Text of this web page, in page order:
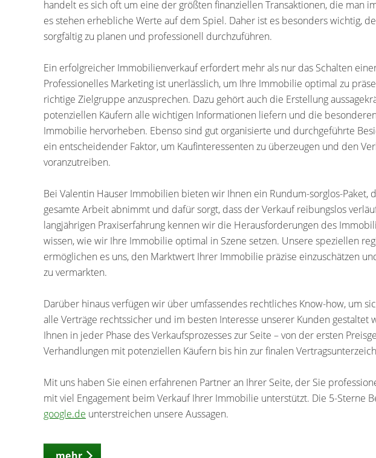
handelt es sich oft um eine der größten finanziellen Transaktionen, die man
es stehen erhebliche Werte auf dem Spiel. Daher ist es besonders wichtig,
sorgfältig zu planen und professionell durchzuführen.
Ein erfolgreicher Immobilienverkauf erfordert mehr als nur das Schalten
Professionelles Marketing ist unerlässlich, um Ihre Immobilie optimal zu
richtige Zielgruppe anzusprechen. Dazu gehört auch die Erstellung
potenziellen Käufern alle wichtigen Informationen liefern und die
Immobilie hervorheben. Ebenso sind gut organisierte und durchgeführte
ein entscheidender Faktor, um Kaufinteressenten zu überzeugen und den
voranzutreiben.
Bei Valentin Hauser Immobilien bieten wir Ihnen ein Rundum-sorglos-Paket,
gesamte Arbeit abnimmt und dafür sorgt, dass der Verkauf reibungslos
langjährigen Praxiserfahrung kennen wir die Herausforderungen des
wissen, wie wir Ihre Immobilie optimal in Szene setzen. Unsere speziellen
ermöglichen es uns, den Marktwert Ihrer Immobilie präzise einzuschätzen
zu vermarkten.
Darüber hinaus verfügen wir über umfassendes rechtliches Know-how, um
alle Verträge rechtssicher und im besten Interesse unserer Kunden gestaltet
Ihnen in jeder Phase des Verkaufsprozesses zur Seite – von der ersten
Verhandlungen mit potenziellen Käufern bis hin zur finalen
Mit uns haben Sie einen erfahrenen Partner an Ihrer Seite, der Sie
mit viel Engagement beim Verkauf Ihrer Immobilie unterstützt. Die 5-Sterne
google.de unterstreichen unsere Aussagen.